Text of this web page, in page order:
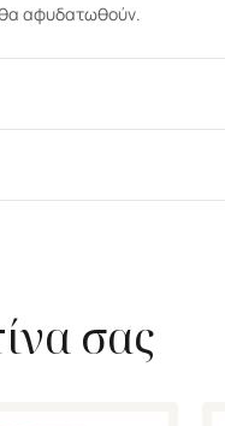
θα αφυδατωθούν.
σας